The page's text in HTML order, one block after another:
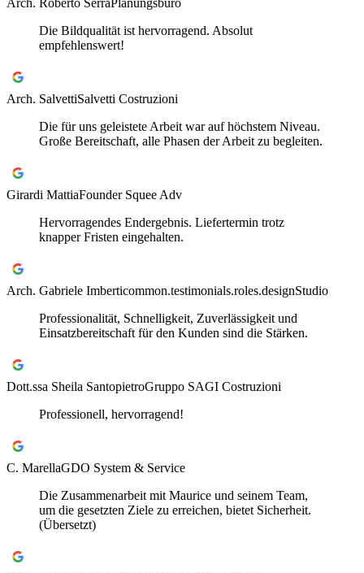
Die Bildqualität ist hervorragend. Absolut
empfehlenswert!
Arch. SalvettiSalvetti Costruzioni
Die für uns geleistete Arbeit war auf höchstem Niveau.
Große Bereitschaft, alle Phasen der Arbeit zu begleiten.
Girardi MattiaFounder Squee Adv
Hervorragendes Endergebnis. Liefertermin trotz
knapper Fristen eingehalten.
Arch. Gabriele Imberticommon.testimonials.roles.designStudio
Professionalität, Schnelligkeit, Zuverlässigkeit und
Einsatzbereitschaft für den Kunden sind die Stärken.
Dott.ssa Sheila SantopietroGruppo SAGI Costruzioni
Professionell, hervorragend!
C. MarellaGDO System & Service
Die Zusammenarbeit mit Maurice und seinem Team,
um die gesetzten Ziele zu erreichen, bietet Sicherheit.
(Übersetzt)